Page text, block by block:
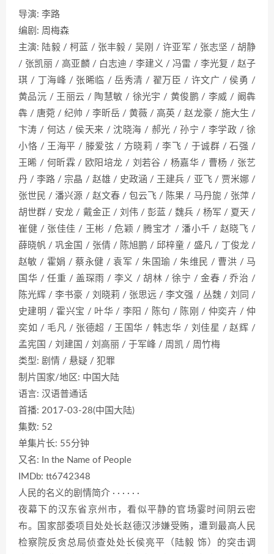
导演: 李路
编剧: 周梅森
主演: 陆毅 / 柯蓝 / 张丰毅 / 吴刚 / 许亚军 / 张志坚 / 胡静
/ 张凯丽 / 高亚麟 / 白志迪 / 李建义 / 冯雷 / 李光复 / 赵子
琪 / 丁海峰 / 张晞临 / 岳秀清 / 翟万臣 / 许文广 / 侯勇 /
黄品沅 / 王丽云 / 陶慧敏 / 徐光宇 / 黄俊鹏 / 李威 / 阚犇
犇 / 唐菀 / 纪帅 / 李昕岳 / 黄薇 / 高英 / 赵龙豪 / 施大生 /
卞涛 / 何达 / 侯天来 / 沈晓海 / 郝光 / 孙宁 / 李学政 / 徐
小恪 / 王海平 / 滕爱弦 / 方晓莉 / 李飞 / 于诚群 / 石强 /
王晞 / 何昕霖 / 欧阳培龙 / 刘若谷 / 杨嘉华 / 曹杨 / 张艺
丹 / 李路 / 宗晶 / 赵雄 / 史政涵 / 王建兵 / 亚飞 / 贾米娜 /
张世民 / 潘兴源 / 赵文春 / 包云飞 / 陈果 / 马丹旎 / 张萍 /
胡世群 / 安龙 / 戴金正 / 刘伟 / 彭蓝 / 魏兵 / 杨军 / 夏天 /
崔健 / 张佳佳 / 王彬 / 危颖 / 腾宝才 / 潘小千 / 赵晓飞 /
薛晓帆 / 巩金国 / 张倩 / 陈旭鹏 / 邱梓童 / 盛凡 / 丁俊龙 /
赵敏 / 霍娟 / 蔡永健 / 袁军 / 朱国瑜 / 朱维民 / 曹洪 / 马
国华 / 任重 / 盖琛雨 / 李义 / 胡林 / 徐宁 / 金春 / 乔治 /
陈光辉 / 李书豪 / 刘晓莉 / 张思远 / 李文强 / 丛魏 / 刘同 /
史建明 / 霍兴宝 / 叶华 / 李阳 / 陈句 / 陈刚 / 仲奕卉 / 仲
奕如 / 毛凡 / 张德超 / 王国华 / 韩志华 / 刘佳星 / 赵辉 /
孟宪国 / 刘建国 / 刘高丽 / 于军峰 / 周凯 / 周竹梅
类型: 剧情 / 悬疑 / 犯罪
制片国家/地区: 中国大陆
语言: 汉语普通话
首播: 2017-03-28(中国大陆)
集数: 52
单集片长: 55分钟
又名: In the Name of People
IMDb: tt6742348
人民的名义的剧情简介 · · · · · ·
夜幕下的汉东省京州市，看似平静的官场霎时间阴云密
布。国家部委项目处处长赵德汉涉嫌受贿，遭到最高人民
检察院反贪总局侦查处处长侯亮平（陆毅 饰）的突击调